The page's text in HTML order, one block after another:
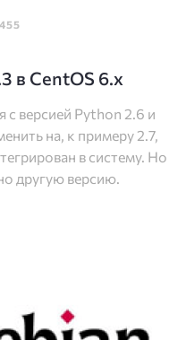
455
в CentOS 6.x
с версией Python 2.6 и
на, к примеру 2.7,
в систему. Но
другую версию.